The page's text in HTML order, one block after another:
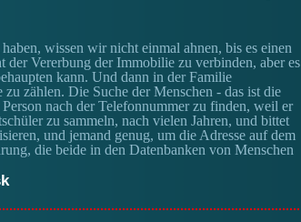
wissen wir nicht einmal ahnen, bis es einen
Vererbung der Immobilie zu verbinden, aber es
kann. Und dann in der Familie
zählen. Die Suche der Menschen - das ist die
nach der Telefonnummer zu finden, weil er
zu sammeln, nach vielen Jahren, und bittet
und jemand genug, um die Adresse auf dem
die beide in den Datenbanken von Menschen